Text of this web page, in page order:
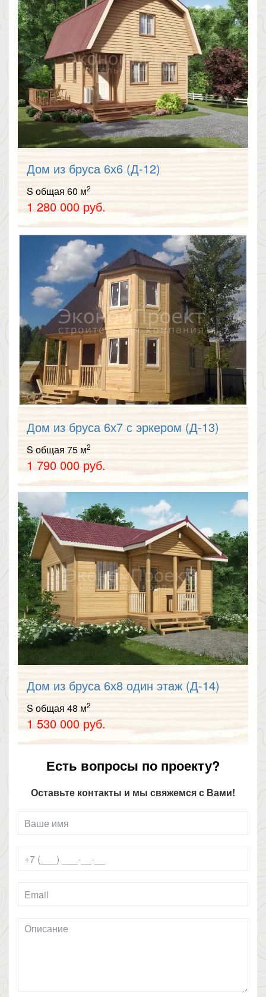
Дом из бруса 6х6 (Д-12)
S общая 60 м2
1 280 000 руб.
Дом из бруса 6х7 с эркером (Д-13)
S общая 75 м2
1 790 000 руб.
Дом из бруса 6х8 один этаж (Д-14)
S общая 48 м2
1 530 000 руб.
Есть вопросы по проекту?
Оставьте контакты и мы свяжемся с Вами!